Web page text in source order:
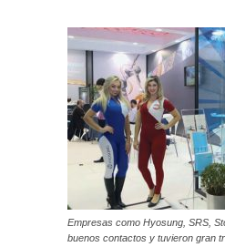
Empresas como Hyosung, SRS,
buenos contactos y tuvieron gran